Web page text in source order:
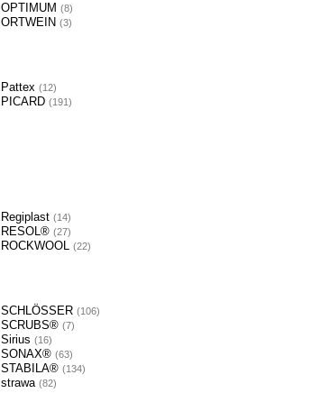
OPTIMUM 8
ORTWEIN 3
Pattex 12
PICARD 191
Regiplast 14
RESOL® 27
ROCKWOOL 22
SCHLÖSSER 106
SCRUBS® 7
Sirius 16
SONAX® 63
STABILA® 134
strawa 82